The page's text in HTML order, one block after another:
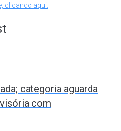
clicando aqui.
categoria aguarda
com